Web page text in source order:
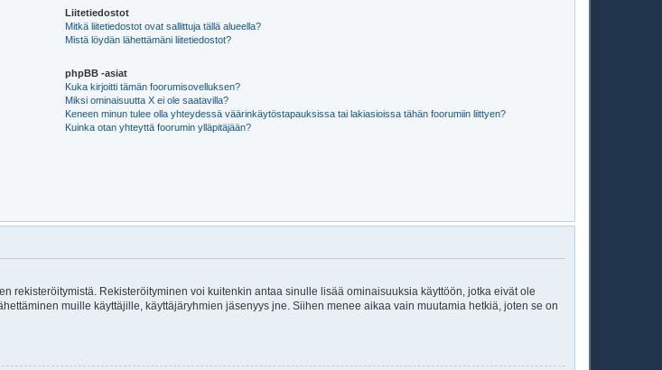
Liitetiedostot
Mitkä liitetiedostot ovat sallittuja tällä alueella?
Mistä löydän lähettämäni liitetiedostot?
phpBB -asiat
Kuka kirjoitti tämän foorumisovelluksen?
Miksi ominaisuutta X ei ole saatavilla?
Keneen minun tulee olla yhteydessä väärinkäytöstapauksissa tai lakiasioissa tähän foorumiin liittyen?
Kuinka otan yhteyttä foorumin ylläpitäjään?
rekisteröitymistä. Rekisteröityminen voi kuitenkin antaa sinulle lisää ominaisuuksia käyttöön, jotka eivät ole
muille käyttäjille, käyttäjäryhmien jäsenyys jne. Siihen menee aikaa vain muutamia hetkiä, joten se on